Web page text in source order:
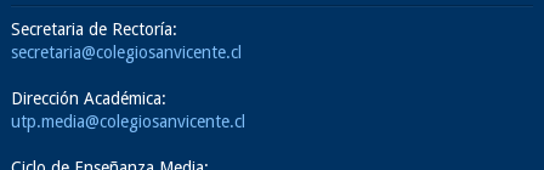
Secretaria de Rectoría:
secretaria@colegiosanvicente.cl
Dirección Académica:
utp.media@colegiosanvicente.cl